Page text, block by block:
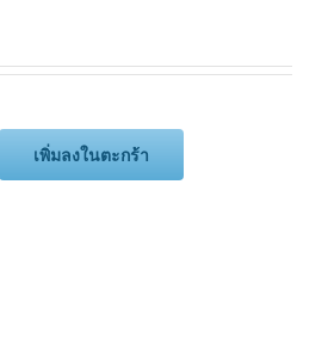
เพิ่มลงในตะกร้า